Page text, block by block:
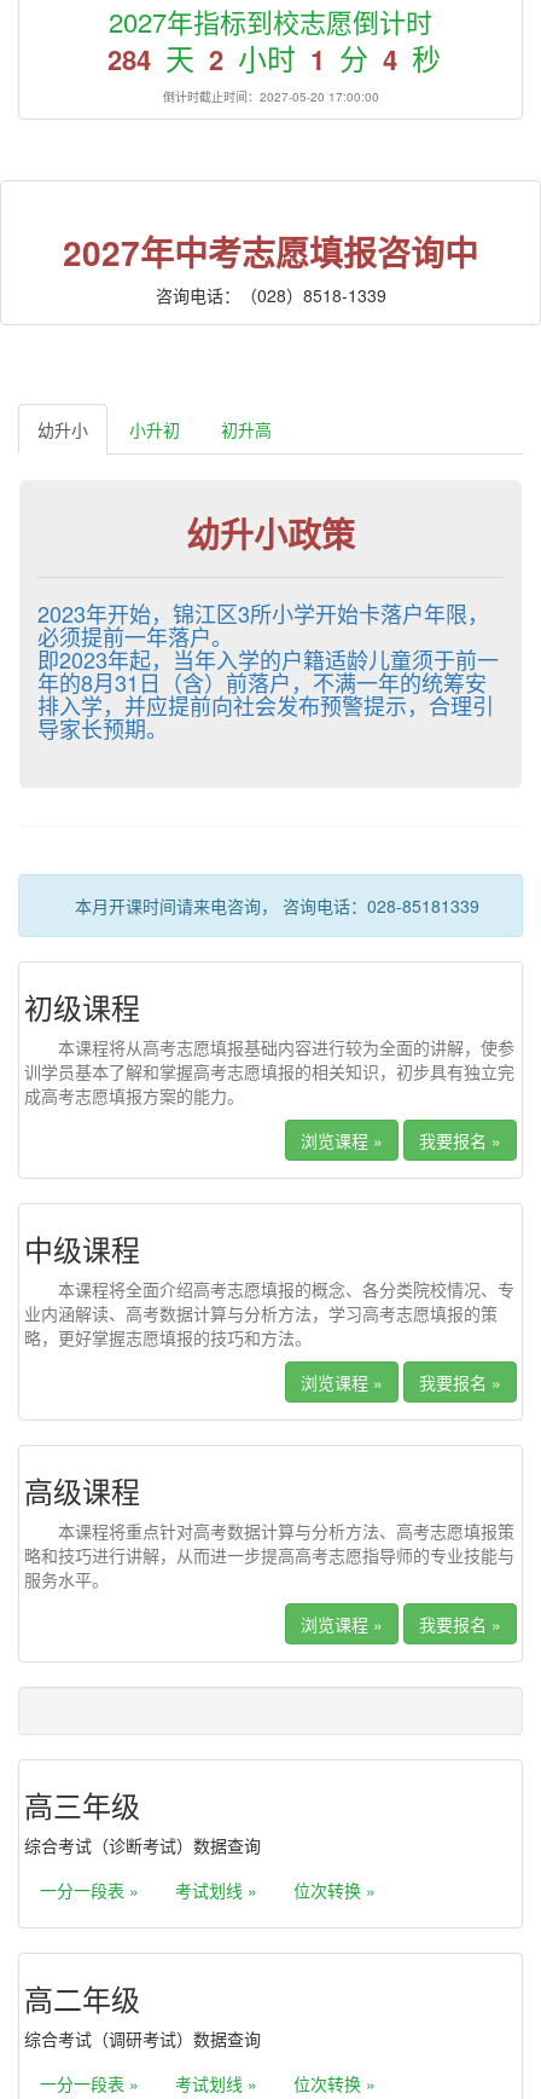
2027年指标到校志愿倒计时
284 天 2 小时 1 分 4 秒
倒计时截止时间：2027-05-20 17:00:00
2027年中考志愿填报咨询中
咨询电话：（028）8518-1339
幼升小 小升初 初升高
幼升小政策
2023年开始，锦江区3所小学开始卡落户年限，
必须提前一年落户。
即2023年起，当年入学的户籍适龄儿童须于前一
年的8月31日（含）前落户，不满一年的统筹安
排入学，并应提前向社会发布预警提示，合理引
导家长预期。
本月开课时间请来电咨询， 咨询电话：028-85181339
初级课程
本课程将从高考志愿填报基础内容进行较为全面的讲解，使参
训学员基本了解和掌握高考志愿填报的相关知识，初步具有独立完
成高考志愿填报方案的能力。
浏览课程 »
我要报名 »
中级课程
本课程将全面介绍高考志愿填报的概念、各分类院校情况、专
业内涵解读、高考数据计算与分析方法，学习高考志愿填报的策
略，更好掌握志愿填报的技巧和方法。
浏览课程 »
我要报名 »
高级课程
本课程将重点针对高考数据计算与分析方法、高考志愿填报策
略和技巧进行讲解，从而进一步提高高考志愿指导师的专业技能与
服务水平。
浏览课程 »
我要报名 »
高三年级
综合考试（诊断考试）数据查询
一分一段表 »
考试划线 » 位次转换 »
高二年级
综合考试（调研考试）数据查询
一分一段表 »
考试划线 » 位次转换 »